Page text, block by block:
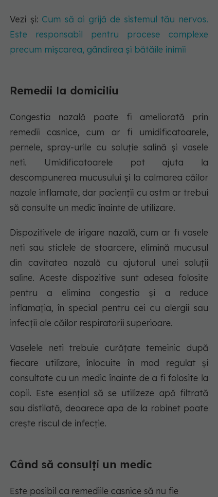
Vezi și:Cum să ai grijă de sistemul tău nervos.
Este responsabil pentru procese complexe
precum mișcarea, gândirea și bătăile inimii
Remedii la domiciliu
Congestia nazală poate fi ameliorată prin
remedii casnice, cum ar fi umidificatoarele,
pernele, spray-urile cu soluție salină și vasele
neti. Umidificatoarele pot ajuta la
descompunerea mucusului și la calmarea căilor
nazale inflamate, dar pacienții cu astm ar trebui
să consulte un medic înainte de utilizare.
Dispozitivele de irigare nazală, cum ar fi vasele
neti sau sticlele de stoarcere, elimină mucusul
din cavitatea nazală cu ajutorul unei soluții
saline. Aceste dispozitive sunt adesea folosite
pentru a elimina congestia și a reduce
inflamația, în special pentru cei cu alergii sau
infecții ale căilor respiratorii superioare.
Vaselele neti trebuie curățate temeinic după
fiecare utilizare, înlocuite în mod regulat și
consultate cu un medic înainte de a fi folosite la
copii. Este esențial să se utilizeze apă filtrată
sau distilată, deoarece apa de la robinet poate
crește riscul de infecție.
Când să consulți un medic
Este posibil ca remediile casnice să nu fie